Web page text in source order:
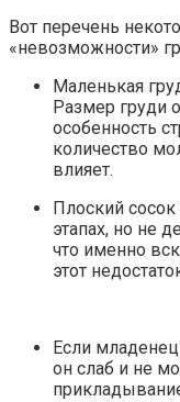
Вот перечень
«невозможности»
Маленькая
Размер груди
особенность
количество
влияет.
Плоский
этапах, но не
что именно
этот
Если младенец
он слаб и не